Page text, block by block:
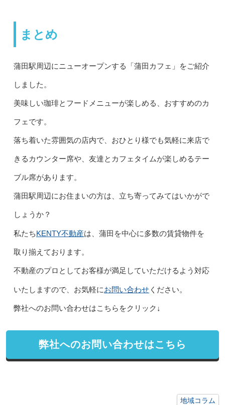
まとめ
蒲田駅周辺にニューオープンする「蒲田カフェ」をご紹介
しました。
美味しい珈琲とフードメニューが楽しめる、おすすめのカ
フェです。
落ち着いた雰囲気の店内で、おひとり様でも気軽に来店で
きるカウンター席や、友達とカフェタイムが楽しめるテー
ブル席があります。
蒲田駅周辺にお住まいの方は、立ち寄ってみてはいかがで
しょうか？
私たちKENTY不動産は、蒲田を中心に多数の賃貸物件を
取り揃えております。
不動産のプロとしてお客様が満足していただけるよう対応
いたしますので、お気軽にお問い合わせください。
弊社へのお問い合わせはこちらをクリック↓
弊社へのお問い合わせはこちら
地域コラム